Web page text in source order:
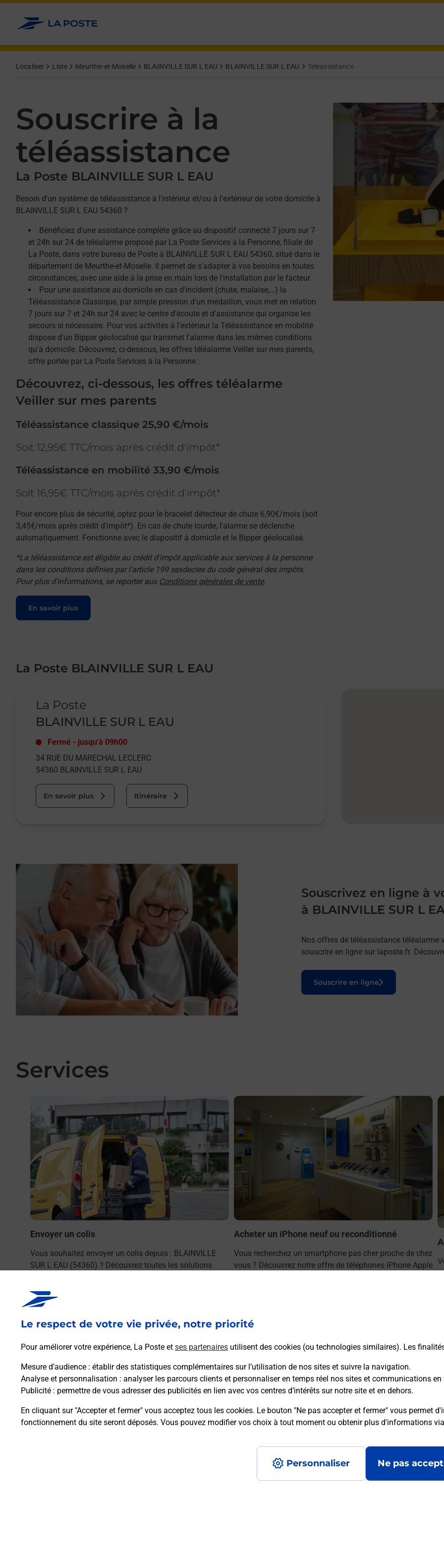
Le respect de votre vie privée, notre priorité
Pour améliorer votre expérience, La Poste et ses partenaires utilisent des cookies (ou technologies similaires). Les
Mesure d’audience : établir des statistiques complémentaires sur l’utilisation de nos sites et suivre la navigation.
Analyse et personnalisation : analyser les parcours clients et personnaliser en temps réel nos sites et communications
Publicité : permettre de vous adresser des publicités en lien avec vos centres d’intérêts sur notre site et en dehors.
En cliquant sur "Accepter et fermer" vous acceptez tous les cookies. Le bouton "Ne pas accepter et fermer" vous permet
fonctionnement du site seront déposés. Vous pouvez modifier vos choix à tout moment ou obtenir plus d'informations via
Personnaliser Ne pas
Allez au contenu
Localiser Liste Meurthe-et-Moselle BLAINVILLE SUR L EAU BLAINVILLE SUR L EAU Teleassistance
Souscrire à la
téléassistance
La Poste BLAINVILLE SUR L EAU
Besoin d'un système de téléassistance à l'intérieur et/ou à l'extérieur de votre domicile à
BLAINVILLE SUR L EAU 54360 ?
Bénéficiez d'une assistance complète grâce au dispositif connecté 7 jours sur 7
et 24h sur 24 de téléalarme proposé par La Poste Services à la Personne, filiale de
La Poste, dans votre bureau de Poste à BLAINVILLE SUR L EAU 54360, situé dans le
département de Meurthe-et-Moselle. Il permet de s'adapter à vos besoins en toutes
circonstances, avec une aide à la prise en main lors de l'installation par le facteur.
Pour une assistance au domicile en cas d'incident (chute, malaise,…) la
Téléassistance Classique, par simple pression d'un médaillon, vous met en relation
7 jours sur 7 et 24h sur 24 avec le centre d'écoute et d'assistance qui organise les
secours si nécessaire. Pour vos activités à l'extérieur la Téléassistance en mobilité
dispose d'un Bipper géolocalisé qui transmet l'alarme dans les mêmes conditions
qu'à domicile. Découvrez, ci-dessous, les offres téléalarme Veiller sur mes parents,
offre portée par La Poste Services à la Personne :
Découvrez, ci-dessous, les offres téléalarme
Veiller sur mes parents
Téléassistance classique 25,90 €/mois
Soit 12,95€ TTC/mois après crédit d'impôt*
Téléassistance en mobilité 33,90 €/mois
Soit 16,95€ TTC/mois après crédit d'impôt*
Pour encore plus de sécurité, optez pour le bracelet détecteur de chute 6,90€/mois (soit
3,45€/mois après crédit d'impôt*). En cas de chute lourde, l'alarme se déclenche
automatiquement. Fonctionne avec le dispositif à domicile et le Bipper géolocalisé.
*La téléassistance est éligible au crédit d'impôt applicable aux services à la personne
dans les conditions définies par l'article 199 sexdecies du code général des impôts.
Pour plus d'informations, se reporter aux Conditions générales de vente.
En savoir plus
Le lien s'ouvre dans un nouvel onglet
La Poste BLAINVILLE SUR L EAU
La Poste
BLAINVILLE SUR L EAU
Fermé - jusqu'à 09h00
34 RUE DU MARECHAL LECLERC
54360 BLAINVILLE SUR L EAU
En savoir plus Itinéraire
Souscrivez en ligne à
à BLAINVILLE SUR L
Nos offres de téléassistance téléalarme
souscrire en ligne sur laposte.fr.
Souscrire en ligne
Le lien s'ouvre dans un nouvel onglet
Services
Envoyer un colis
Vous souhaitez envoyer un colis depuis : BLAINVILLE
SUR L EAU (54360) ? Découvrez toutes les solutions
En savoir plus
En savoir plus
Acheter un iPhone neuf ou reconditionné
Vous recherchez un smartphone pas cher proche de chez
vous ? Découvrez notre offre de téléphones iPhone Apple
Questions fréquemment posées
Afficher ou masquer la réponse
Comment fonctionne la téléassistance classique ?
Afficher ou masquer la réponse
Afficher ou masquer la réponse